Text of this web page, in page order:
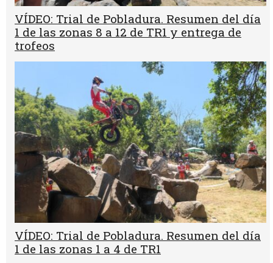
VÍDEO: Trial de Pobladura. Resumen del día
1 de las zonas 8 a 12 de TR1 y entrega de
trofeos
VÍDEO: Trial de Pobladura. Resumen del día
1 de las zonas 1 a 4 de TR1